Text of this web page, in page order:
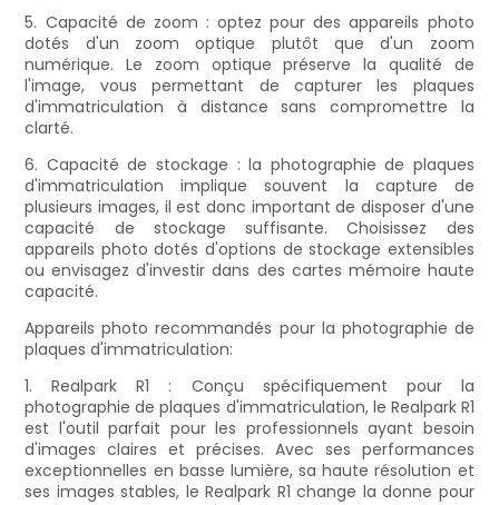
5. Capacité de zoom : optez pour des appareils photo
dotés d'un zoom optique plutôt que d'un zoom
numérique. Le zoom optique préserve la qualité de
l'image, vous permettant de capturer les plaques
d'immatriculation à distance sans compromettre la
clarté.
6. Capacité de stockage : la photographie de plaques
d'immatriculation implique souvent la capture de
plusieurs images, il est donc important de disposer d'une
capacité de stockage suffisante. Choisissez des
appareils photo dotés d'options de stockage extensibles
ou envisagez d'investir dans des cartes mémoire haute
capacité.
Appareils photo recommandés pour la photographie de
plaques d'immatriculation:
1. Realpark R1 : Conçu spécifiquement pour la
photographie de plaques d'immatriculation, le Realpark R1
est l'outil parfait pour les professionnels ayant besoin
d'images claires et précises. Avec ses performances
exceptionnelles en basse lumière, sa haute résolution et
ses images stables, le Realpark R1 change la donne pour